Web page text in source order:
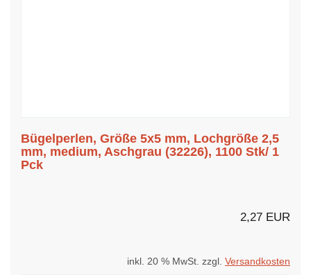
Bügelperlen, Größe 5x5 mm, Lochgröße 2,5
mm, medium, Aschgrau (32226), 1100 Stk/ 1
Pck
2,27 EUR
inkl. 20 % MwSt. zzgl. Versandkosten